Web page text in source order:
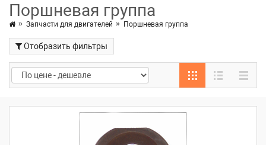
Поршневая группа
Запчасти для двигателей Поршневая группа
Отобразить фильтры